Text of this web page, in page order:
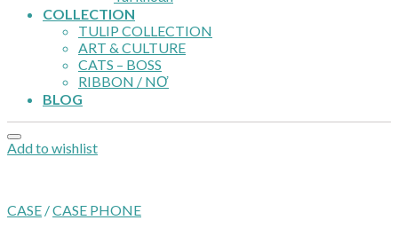
COLLECTION
TULIP COLLECTION
ART & CULTURE
CATS – BOSS
RIBBON / NƠ
BLOG
Add to wishlist
CASE /CASE PHONE